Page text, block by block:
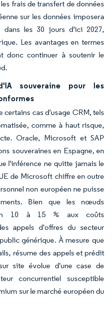
frais de transfert de données
sur les données imposera
dans les 30 jours d'ici 2027,
Les avantages en termes
donc continuer à soutenir le
souveraine pour les
certains cas d'usage CRM, tels
comme à haut risque,
Oracle, Microsoft et SAP
souveraines en Espagne, en
l'inférence ne quitte jamais le
de Microsoft chiffre en outre
non européen ne puisse
Bien que les nœuds
10 à 15 % aux coûts
appels d'offres du secteur
générique. À mesure que
résume des appels et prédit
site évolue d'une case de
concurrentiel susceptible
sur le marché européen du